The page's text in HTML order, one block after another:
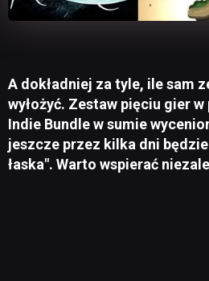
A dokładniej za tyle, ile sam
wyłożyć. Zestaw pięciu gier
Indie Bundle w sumie
jeszcze przez kilka dni
łaska". Warto wspierać